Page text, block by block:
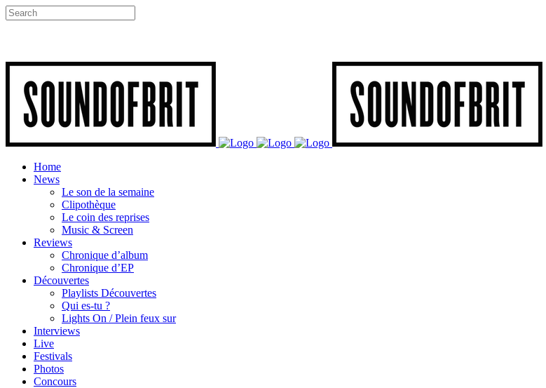
Home
News
Le son de la semaine
Clipothèque
Le coin des reprises
Music & Screen
Reviews
Chronique d’album
Chronique d’EP
Découvertes
Playlists Découvertes
Qui es-tu ?
Lights On / Plein feux sur
Interviews
Live
Festivals
Photos
Concours